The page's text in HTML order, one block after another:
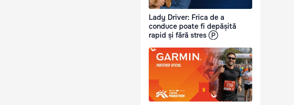
Lady Driver: Frica de a
conduce poate fi depășită
rapid și fără stres Ⓟ